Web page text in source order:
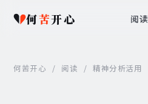
何苦开心 阅读
何苦开心 / 阅读 / 精神分析活用